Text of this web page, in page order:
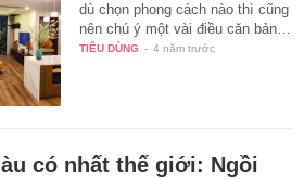
dù chọn phong cách nào thì cũng
nên chú ý một vài điều căn bản…
TIÊU DÙNG - 4 năm trước
có nhất thế giới: Ngồi